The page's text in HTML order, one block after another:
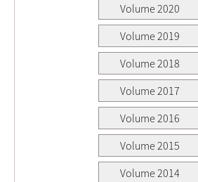
Volume 2020
Volume 2019
Volume 2018
Volume 2017
Volume 2016
Volume 2015
Volume 2014